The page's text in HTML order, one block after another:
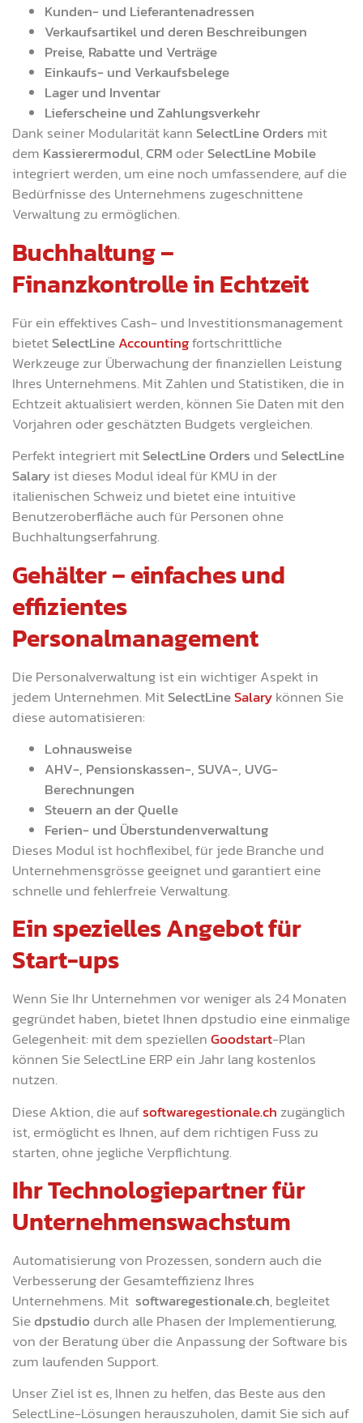
Kunden- und Lieferantenadressen
Verkaufsartikel und deren Beschreibungen
Preise, Rabatte und Verträge
Einkaufs- und Verkaufsbelege
Lager und Inventar
Lieferscheine und Zahlungsverkehr
Dank seiner Modularität kannSelectLine Orders mit
dem Kassierermodul,CRM oderSelectLine Mobile
integriert werden, um eine noch umfassendere, auf die
Bedürfnisse des Unternehmens zugeschnittene
Verwaltung zu ermöglichen.
Buchhaltung –
Finanzkontrolle in Echtzeit
Für ein effektives Cash- und Investitionsmanagement
bietetSelectLineAccountingfortschrittliche
Werkzeuge zur Überwachung der finanziellen Leistung
Ihres Unternehmens. Mit Zahlen und Statistiken, die in
Echtzeit aktualisiert werden, können Sie Daten mit den
Vorjahren oder geschätzten Budgets vergleichen.
Perfekt integriert mitSelectLine Orders undSelectLine
Salaryist dieses Modul ideal für KMU in der
italienischen Schweiz und bietet eine intuitive
Benutzeroberfläche auch für Personen ohne
Buchhaltungserfahrung.
Gehälter – einfaches und
effizientes
Personalmanagement
Die Personalverwaltung ist ein wichtiger Aspekt in
jedem Unternehmen. MitSelectLineSalarykönnen Sie
diese automatisieren:
Lohnausweise
AHV-, Pensionskassen-, SUVA-, UVG-
Berechnungen
Steuern an der Quelle
Ferien- und Überstundenverwaltung
Dieses Modul ist hochflexibel, für jede Branche und
Unternehmensgrösse geeignet und garantiert eine
schnelle und fehlerfreie Verwaltung.
Ein spezielles Angebot für
Start-ups
Wenn Sie Ihr Unternehmen vor weniger als 24 Monaten
gegründet haben, bietet Ihnen dpstudio eine einmalige
Gelegenheit: mit dem speziellenGoodstart-Plan
können Sie SelectLine ERP ein Jahr lang kostenlos
nutzen.
Diese Aktion, die aufsoftwaregestionale.ch zugänglich
ist, ermöglicht es Ihnen, auf dem richtigen Fuss zu
starten, ohne jegliche Verpflichtung.
Ihr Technologiepartner für
Unternehmenswachstum
Automatisierung von Prozessen, sondern auch die
Verbesserung der Gesamteffizienz Ihres
Unternehmens. Mit softwaregestionale.ch, begleitet
Siedpstudio durch alle Phasen der Implementierung,
von der Beratung über die Anpassung der Software bis
zum laufenden Support.
Unser Ziel ist es, Ihnen zu helfen, das Beste aus den
SelectLine-Lösungen herauszuholen, damit Sie sich auf